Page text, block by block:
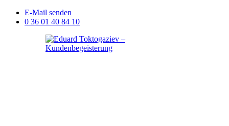
E-Mail senden
0 36 01 40 84 10